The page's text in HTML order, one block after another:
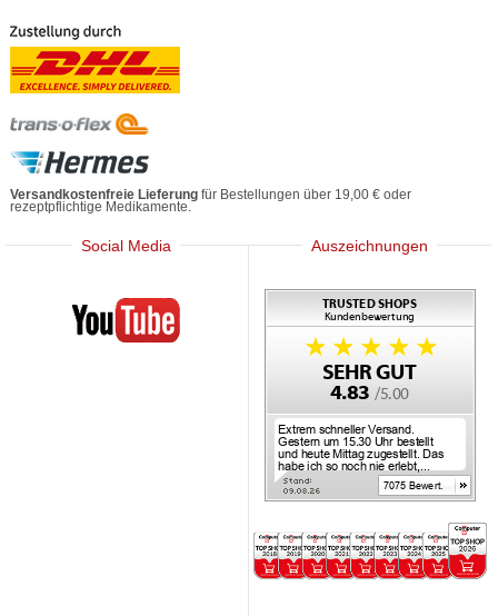
Versandkostenfreie Lieferung für Bestellungen über 19,00 € oder
rezeptpflichtige Medikamente.
Social Media
Mediherz
Auszeichnungen